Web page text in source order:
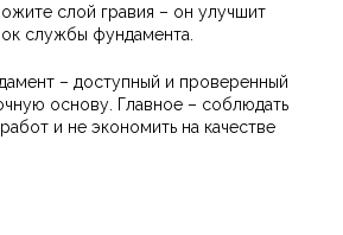
слой гравия – он улучшит
службы фундамента.
– доступный и проверенный
основу. Главное – соблюдать
и не экономить на качестве